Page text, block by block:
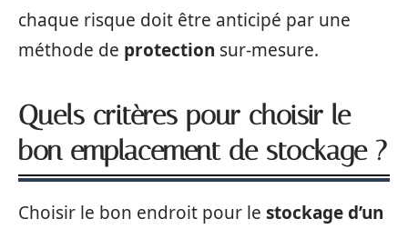
chaque risque doit être anticipé par une
méthode de protection sur-mesure.
Quels critères pour choisir le
bon emplacement de stockage ?
Choisir le bon endroit pour le stockage d’un